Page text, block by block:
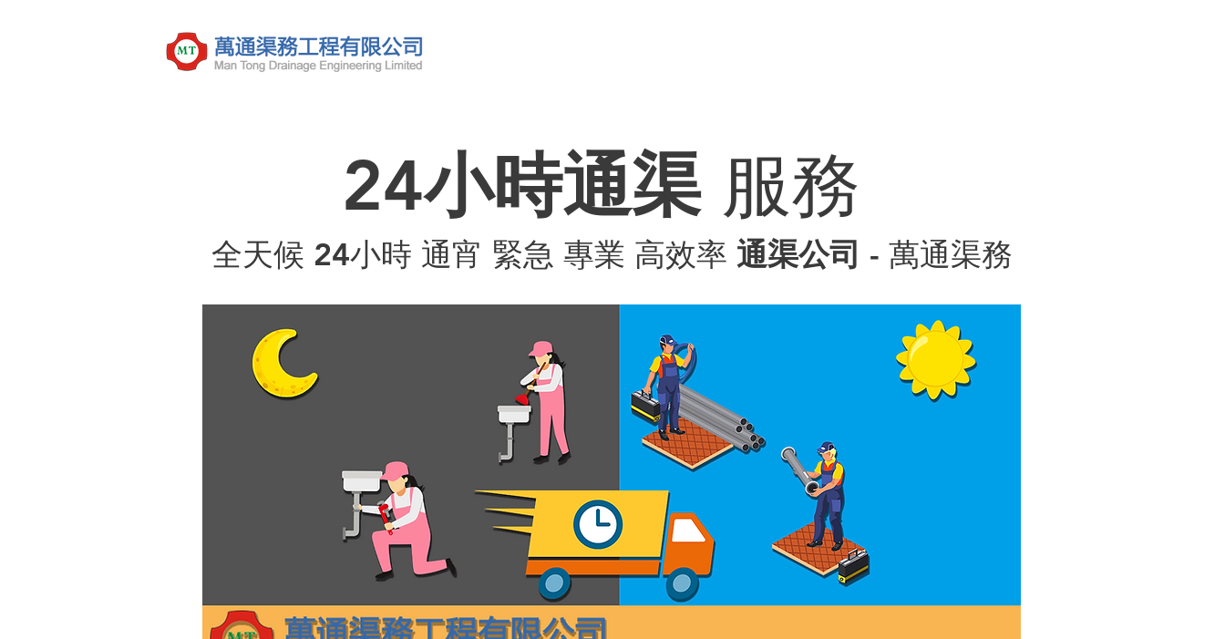
24小時通渠服務
全天候 24小時 通宵 緊急 專業 高效率 通渠公司 - 萬通渠務